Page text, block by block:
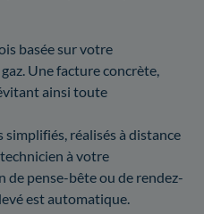
basée sur votre
Une facture concrète,
ainsi toute
simplifiés, réalisés à distance
à votre
de pense-bête ou de rendez-
est automatique.